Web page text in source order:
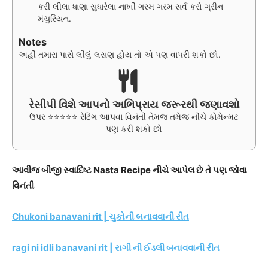
કરી લીલા ધાણા સુધારેલા નાખી ગરમ ગરમ સર્વ કરો ગ્રીન
મંચુરિયન.
Notes
અહી તમારા પાસે લીલું લસણ હોય તો એ પણ વાપરી શકો છો.
રેસીપી વિશે આપનો અભિપ્રાય જરૂરથી જણાવશો
ઉપર ⭐⭐⭐⭐⭐ રેટિંગ આપવા વિનંતી તેમજ તમેજ નીચે કોમેન્મટ
પણ કરી શકો છો
આવીજ બીજી સ્વાદિષ્ટ Nasta Recipe નીચે આપેલ છે તે પણ જોવા
વિનંતી
Chukoni banavani rit | ચુકોની બનાવવાની રીત
ragi ni idli banavani rit | રાગી ની ઈડલી બનાવવાની રીત